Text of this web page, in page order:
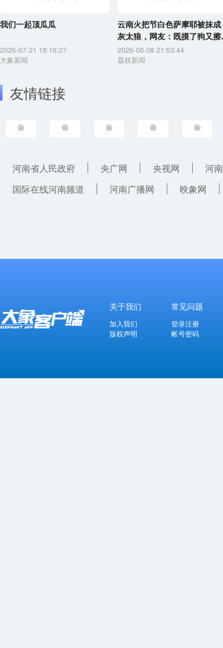
我们一起顶瓜瓜
2026-07-21 18:16:27
大象新闻
云南火把节白色萨摩耶被抹成
灰太狼，网友：既摸了狗又擦
2026-08-08 21:53:44
荔枝新闻
友情链接
河南省人民政府 央广网 央视网
河
国际在线河南频道
河南广播网 映象网
关于我们
加入我们
版权声明
常见问题
登录注册
帐号密码